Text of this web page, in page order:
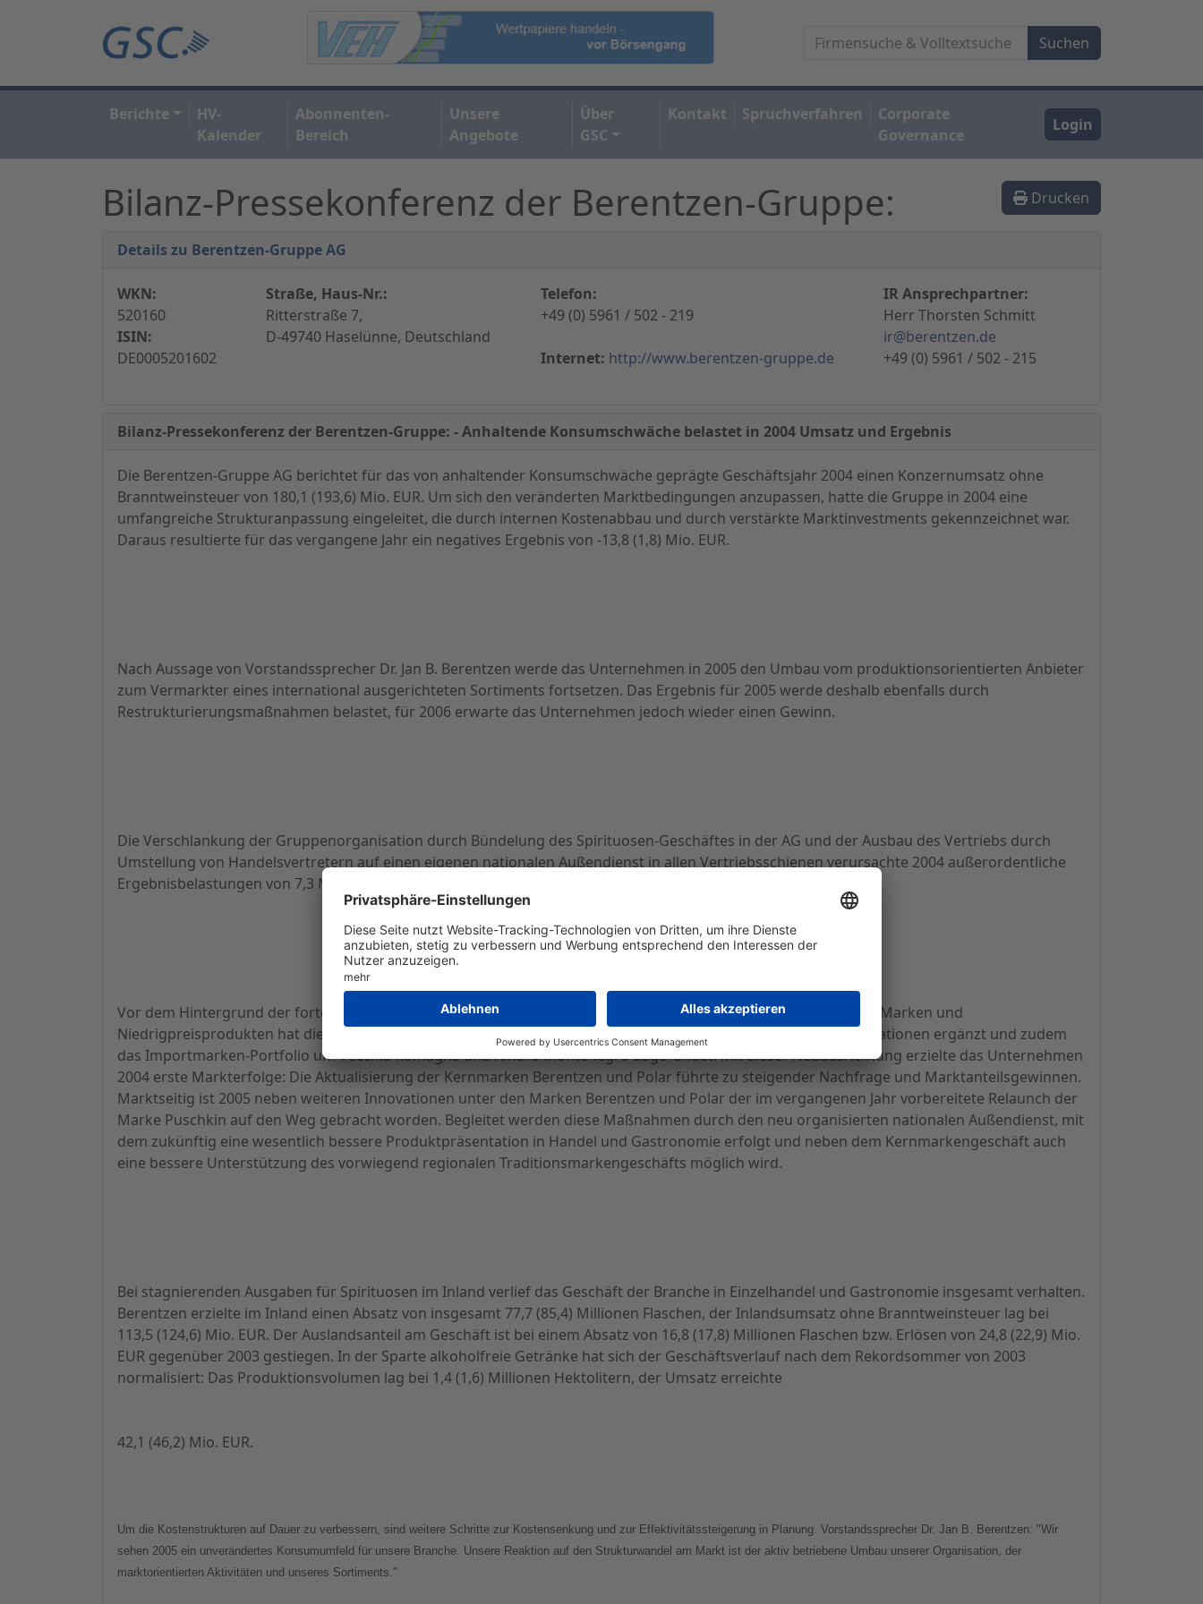
Berichte
HV-
Kalender
Abonnenten-
Bereich
Unsere
Angebote
Über
GSC
Kontakt Spruchverfahren
Corporate
Governance
Login
Drucken
Bilanz-Pressekonferenz der Berentzen-Gruppe:
Details zu Berentzen-Gruppe AG
WKN:
520160
ISIN:
DE0005201602
Straße, Haus-Nr.:
Ritterstraße 7,
D-49740 Haselünne, Deutschland
Telefon:
+49 (0) 5961 / 502 - 219
Internet: http://www.berentzen-gruppe.de
IR Ansprechpartner:
Herr Thorsten Schmitt
ir@berentzen.de
+49 (0) 5961 / 502 - 215
Bilanz-Pressekonferenz der Berentzen-Gruppe: - Anhaltende Konsumschwäche belastet in 2004 Umsatz und Ergebnis
Die Berentzen-Gruppe AG berichtet für das von anhaltender Konsumschwäche geprägte Geschäftsjahr 2004 einen Konzernumsatz ohne
Branntweinsteuer von 180,1 (193,6) Mio. EUR. Um sich den veränderten Marktbedingungen anzupassen, hatte die Gruppe in 2004 eine
umfangreiche Strukturanpassung eingeleitet, die durch internen Kostenabbau und durch verstärkte Marktinvestments gekennzeichnet war.
Daraus resultierte für das vergangene Jahr ein negatives Ergebnis von -13,8 (1,8) Mio. EUR.
Nach Aussage von Vorstandssprecher Dr. Jan B. Berentzen werde das Unternehmen in 2005 den Umbau vom produktionsorientierten Anbieter
zum Vermarkter eines international ausgerichteten Sortiments fortsetzen. Das Ergebnis für 2005 werde deshalb ebenfalls durch
Restrukturierungsmaßnahmen belastet, für 2006 erwarte das Unternehmen jedoch wieder einen Gewinn.
Die Verschlankung der Gruppenorganisation durch Bündelung des Spirituosen-Geschäftes in der AG und der Ausbau des Vertriebs durch
Umstellung von Handelsvertretern auf einen eigenen nationalen Außendienst in allen Vertriebsschienen verursachte 2004 außerordentliche
Ergebnisbelastungen von 7,3 Mio. EUR.
Vor dem Hintergrund der fortgesetzten Marktpolarisierung zwischen internationalen, vor allem höherpreisigen Marken und
Niedrigpreisprodukten hat die Berentzen-Gruppe ihr Kernsortiment internationaler positioniert sowie um Innovationen ergänzt und zudem
das Importmarken-Portfolio um Vecchia Romagna und Amaro Montenegro abgerundet. Mit dieser Neuausrichtung erzielte das Unternehmen
2004 erste Markterfolge: Die Aktualisierung der Kernmarken Berentzen und Polar führte zu steigender Nachfrage und Marktanteilsgewinnen.
Marktseitig ist 2005 neben weiteren Innovationen unter den Marken Berentzen und Polar der im vergangenen Jahr vorbereitete Relaunch der
Marke Puschkin auf den Weg gebracht worden. Begleitet werden diese Maßnahmen durch den neu organisierten nationalen Außendienst, mit
dem zukünftig eine wesentlich bessere Produktpräsentation in Handel und Gastronomie erfolgt und neben dem Kernmarkengeschäft auch
eine bessere Unterstützung des vorwiegend regionalen Traditionsmarkengeschäfts möglich wird.
Bei stagnierenden Ausgaben für Spirituosen im Inland verlief das Geschäft der Branche in Einzelhandel und Gastronomie insgesamt verhalten.
Berentzen erzielte im Inland einen Absatz von insgesamt 77,7 (85,4) Millionen Flaschen, der Inlandsumsatz ohne Branntweinsteuer lag bei
113,5 (124,6) Mio. EUR. Der Auslandsanteil am Geschäft ist bei einem Absatz von 16,8 (17,8) Millionen Flaschen bzw. Erlösen von 24,8 (22,9) Mio.
EUR gegenüber 2003 gestiegen. In der Sparte alkoholfreie Getränke hat sich der Geschäftsverlauf nach dem Rekordsommer von 2003
normalisiert: Das Produktionsvolumen lag bei 1,4 (1,6) Millionen Hektolitern, der Umsatz erreichte
42,1 (46,2) Mio. EUR.
Um die Kostenstrukturen auf Dauer zu verbessern, sind weitere Schritte zur Kostensenkung und zur Effektivitätssteigerung in Planung. Vorstandssprecher Dr. Jan B. Berentzen: "Wir
sehen 2005 ein unverändertes Konsumumfeld für unsere Branche. Unsere Reaktion auf den Strukturwandel am Markt ist der aktiv betriebene Umbau unserer Organisation, der
marktorientierten Aktivitäten und unseres Sortiments."